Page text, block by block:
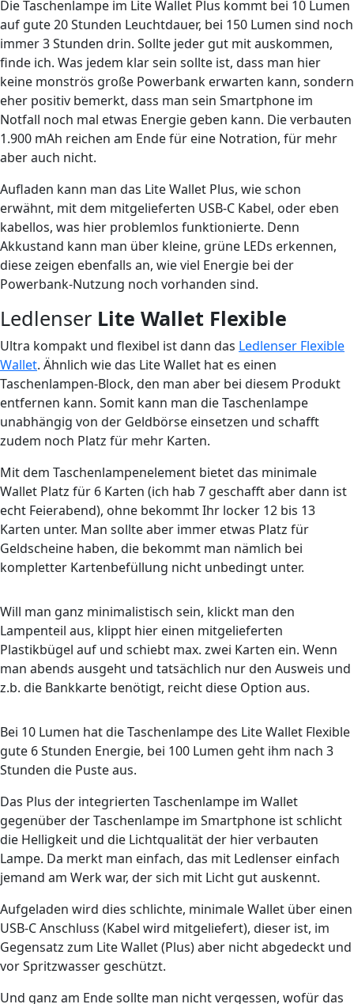
Die Taschenlampe im Lite Wallet Plus kommt bei 10 Lumen
auf gute 20 Stunden Leuchtdauer, bei 150 Lumen sind noch
immer 3 Stunden drin. Sollte jeder gut mit auskommen,
finde ich. Was jedem klar sein sollte ist, dass man hier
keine monströs große Powerbank erwarten kann, sondern
eher positiv bemerkt, dass man sein Smartphone im
Notfall noch mal etwas Energie geben kann. Die verbauten
1.900 mAh reichen am Ende für eine Notration, für mehr
aber auch nicht.
Aufladen kann man das Lite Wallet Plus, wie schon
erwähnt, mit dem mitgelieferten USB-C Kabel, oder eben
kabellos, was hier problemlos funktionierte. Denn
Akkustand kann man über kleine, grüne LEDs erkennen,
diese zeigen ebenfalls an, wie viel Energie bei der
Powerbank-Nutzung noch vorhanden sind.
Ledlenser Lite Wallet Flexible
Ultra kompakt und flexibel ist dann das Ledlenser Flexible
Wallet. Ähnlich wie das Lite Wallet hat es einen
Taschenlampen-Block, den man aber bei diesem Produkt
entfernen kann. Somit kann man die Taschenlampe
unabhängig von der Geldbörse einsetzen und schafft
zudem noch Platz für mehr Karten.
Mit dem Taschenlampenelement bietet das minimale
Wallet Platz für 6 Karten (ich hab 7 geschafft aber dann ist
echt Feierabend), ohne bekommt Ihr locker 12 bis 13
Karten unter. Man sollte aber immer etwas Platz für
Geldscheine haben, die bekommt man nämlich bei
kompletter Kartenbefüllung nicht unbedingt unter.
Will man ganz minimalistisch sein, klickt man den
Lampenteil aus, klippt hier einen mitgelieferten
Plastikbügel auf und schiebt max. zwei Karten ein. Wenn
man abends ausgeht und tatsächlich nur den Ausweis und
z.b. die Bankkarte benötigt, reicht diese Option aus.
Bei 10 Lumen hat die Taschenlampe des Lite Wallet Flexible
gute 6 Stunden Energie, bei 100 Lumen geht ihm nach 3
Stunden die Puste aus.
Das Plus der integrierten Taschenlampe im Wallet
gegenüber der Taschenlampe im Smartphone ist schlicht
die Helligkeit und die Lichtqualität der hier verbauten
Lampe. Da merkt man einfach, das mit Ledlenser einfach
jemand am Werk war, der sich mit Licht gut auskennt.
Aufgeladen wird dies schlichte, minimale Wallet über einen
USB-C Anschluss (Kabel wird mitgeliefert), dieser ist, im
Gegensatz zum Lite Wallet (Plus) aber nicht abgedeckt und
vor Spritzwasser geschützt.
Und ganz am Ende sollte man nicht vergessen, wofür das